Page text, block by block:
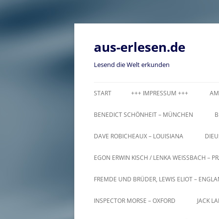
Zum
aus-erlesen.de
Lesend die Welt erkunden
START +++ IMPRESSUM +++
BENEDICT SCHÖNHEIT – MÜNCHEN
DAVE ROBICHEAUX – LOUISIANA
EGON ERWIN KISCH / LENKA WEISSBACH –
FREMDE UND BRÜDER, LEWIS ELIOT –
INSPECTOR MORSE – OXFORD JACK